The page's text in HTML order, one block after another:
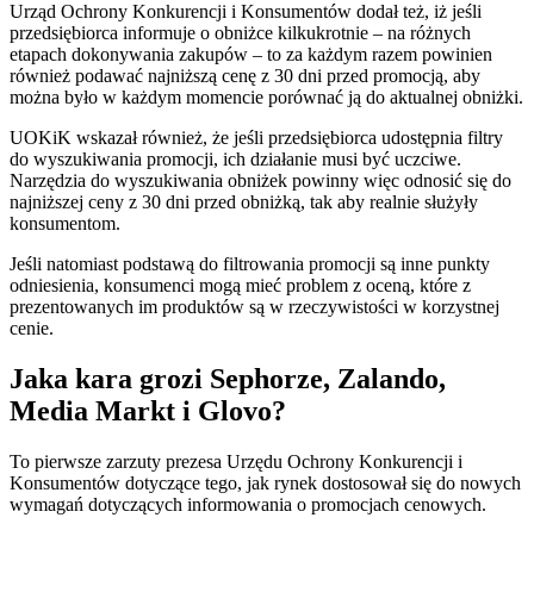
Urząd Ochrony Konkurencji i Konsumentów dodał też, iż jeśli
przedsiębiorca informuje o obniżce kilkukrotnie – na różnych
etapach dokonywania zakupów – to za każdym razem powinien
również podawać najniższą cenę z 30 dni przed promocją, aby
można było w każdym momencie porównać ją do aktualnej obniżki.
UOKiK wskazał również, że jeśli przedsiębiorca udostępnia filtry
do wyszukiwania promocji, ich działanie musi być uczciwe.
Narzędzia do wyszukiwania obniżek powinny więc odnosić się do
najniższej ceny z 30 dni przed obniżką, tak aby realnie służyły
konsumentom.
Jeśli natomiast podstawą do filtrowania promocji są inne punkty
odniesienia, konsumenci mogą mieć problem z oceną, które z
prezentowanych im produktów są w rzeczywistości w korzystnej
cenie.
Jaka kara grozi Sephorze, Zalando,
Media Markt i Glovo?
To pierwsze zarzuty prezesa Urzędu Ochrony Konkurencji i
Konsumentów dotyczące tego, jak rynek dostosował się do nowych
wymagań dotyczących informowania o promocjach cenowych.